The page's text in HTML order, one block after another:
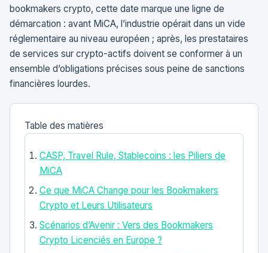
bookmakers crypto, cette date marque une ligne de
démarcation : avant MiCA, l’industrie opérait dans un vide
réglementaire au niveau européen ; après, les prestataires
de services sur crypto-actifs doivent se conformer à un
ensemble d’obligations précises sous peine de sanctions
financières lourdes.
Table des matières
CASP, Travel Rule, Stablecoins : les Piliers de
MiCA
Ce que MiCA Change pour les Bookmakers
Crypto et Leurs Utilisateurs
Scénarios d’Avenir : Vers des Bookmakers
Crypto Licenciés en Europe ?